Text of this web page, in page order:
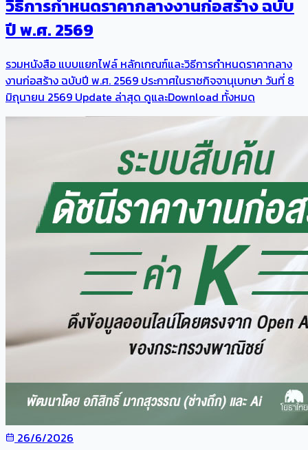
วิธีการกําหนดราคากลางงานก่อสร้าง ฉบับ
ปี พ.ศ. 2569
รวมหนังสือ แบบแยกไฟล์ หลักเกณฑ์และวิธีการกําหนดราคากลาง
งานก่อสร้าง ฉบับปี พ.ศ. 2569 ประกาศในราชกิจจานุเบกษา วันที่ 8
มิถุนายน 2569 Update ล่าสุด ดูและDownload ทั้งหมด
26/6/2026